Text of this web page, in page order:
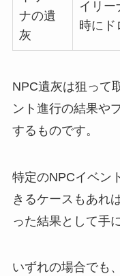
ナの遺
灰
イリー
時にド
NPC遺灰は狙って
ント進行の結果や
するものです。
特定のNPCイベン
きるケースもあれ
った結果として手
いずれの場合でも